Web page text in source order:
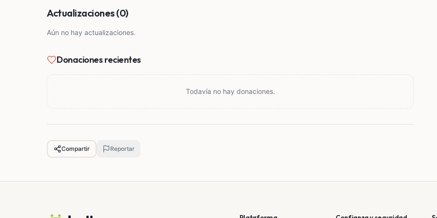
Actualizaciones (0)
Aún no hay actualizaciones.
Donaciones recientes
Todavía no hay donaciones.
Compartir Reportar